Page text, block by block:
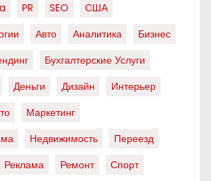
PR SEO
США
Авто Аналитика
Бизнес
Бухгалтерские Услуги
Деньги Дизайн
Интерьер
Маркетинг
Недвижимость
Переезд
Реклама Ремонт
Спорт